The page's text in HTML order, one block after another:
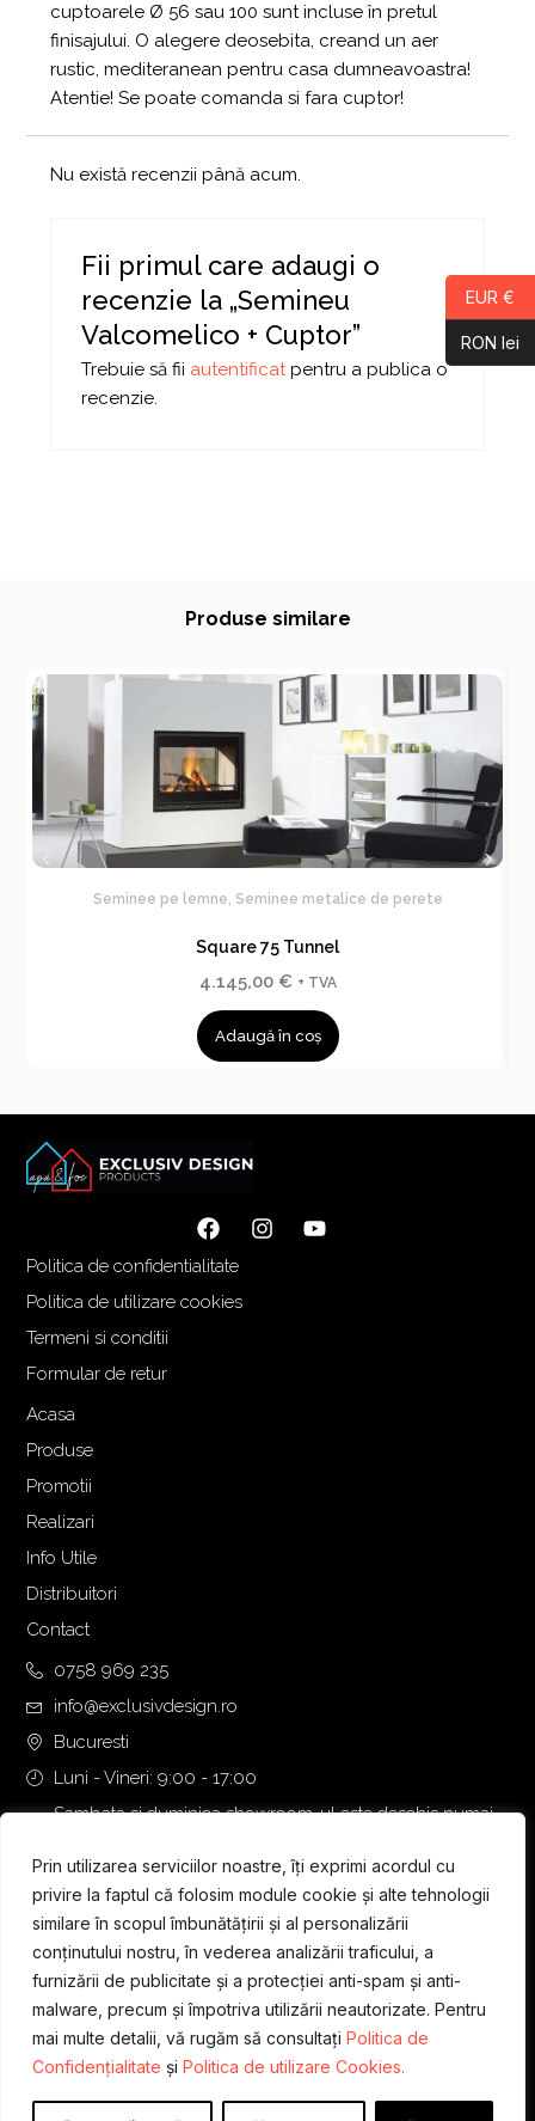
Prin utilizarea serviciilor noastre, îți exprimi acordul cu
privire la faptul că folosim module cookie și alte tehnologii
similare în scopul îmbunătățirii și al personalizării
conținutului nostru, în vederea analizării traficului, a
furnizării de publicitate și a protecției anti-spam și anti-
malware, precum și împotriva utilizării neautorizate. Pentru
mai multe detalii, vă rugăm să consultați Politica de
Confidențialitate și Politica de utilizare Cookies.
cuptoarele Ø 56 sau 100 sunt incluse în pretul
finisajului. O alegere deosebita, creand un aer
rustic, mediteranean pentru casa dumneavoastra!
Atentie! Se poate comanda si fara cuptor!
Nu există recenzii până acum.
Fii primul care adaugi o
recenzie la „Semineu
Valcomelico + Cuptor”
Trebuie să fii autentificatpentru a publica o
recenzie.
Produse similare
Seminee pe lemne, Seminee metalice de perete
Square 75 Tunnel
4.145,00 € + TVA
Adaugă în coș
Politica de confidentialitate
Politica de utilizare cookies
Termeni si conditii
Formular de retur
Acasa
Produse
Promotii
Realizari
Info Utile
Distribuitori
Contact
0758 969 235
info@exclusivdesign.ro
Bucuresti
Luni - Vineri: 9:00 - 17:00
Sambata si duminica showroom-ul este deschis numai
EUR €
RON lei